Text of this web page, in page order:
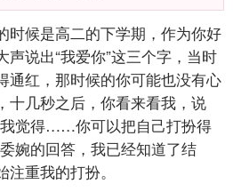
时候是高二的下学期，作为你好
声说出“我爱你”这三个字，当时
通红，那时候的你可能也没有心
十几秒之后，你看来看我，说
我觉得……你可以把自己打扮得
婉的回答，我已经知道了结
重我的打扮。